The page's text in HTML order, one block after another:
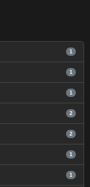
1
1
1
2
2
1
1